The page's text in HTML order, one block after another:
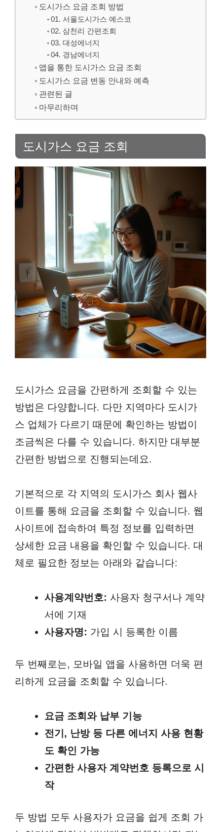
도시가스 요금 조회 방법
01. 서울도시가스 예스코
02. 삼천리 간편조회
03. 대성에너지
04. 경남에너지
앱을 통한 도시가스 요금 조회
도시가스 요금 변동 안내와 예측
관련된 글
마무리하며
도시가스 요금 조회
도시가스 요금을 간편하게 조회할 수 있는
방법은 다양합니다. 다만 지역마다 도시가
스 업체가 다르기 때문에 확인하는 방법이
조금씩은 다를 수 있습니다. 하지만 대부분
간편한 방법으로 진행되는데요.
기본적으로 각 지역의 도시가스 회사 웹사
이트를 통해 요금을 조회할 수 있습니다. 웹
사이트에 접속하여 특정 정보를 입력하면
상세한 요금 내용을 확인할 수 있습니다. 대
체로 필요한 정보는 아래와 같습니다:
사용계약번호: 사용자 청구서나 계약
서에 기재
사용자명: 가입 시 등록한 이름
두 번째로는, 모바일 앱을 사용하면 더욱 편
리하게 요금을 조회할 수 있습니다.
요금 조회와 납부 기능
전기, 난방 등 다른 에너지 사용 현황
도 확인 가능
간편한 사용자 계약번호 등록으로 시
작
두 방법 모두 사용자가 요금을 쉽게 조회 가